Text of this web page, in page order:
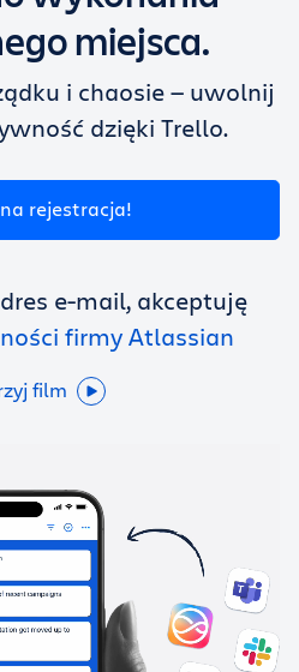
za darmo
miejsca.
i chaosie — uwolnij
dzięki Trello.
rejestracja!
e-mail, akceptuję
firmy Atlassian
film